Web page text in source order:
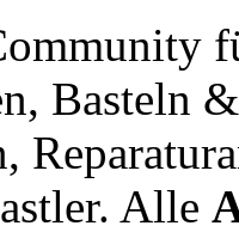
Basteln
Alle